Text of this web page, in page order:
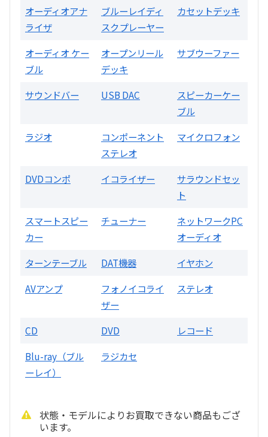
A3300 真空管プリアンプ
お問合せください
SONY
DA7000ES アンプ
買取価格：
お問合せください
DENON
オーディオアナ
ライザ
ブルーレイディ
スクプレーヤー
カセットデッキ
オーディオ ケー
ブル
オープンリール
デッキ
サブウーファー
サウンドバー USB DAC
スピーカーケー
ブル
ラジオ
コンポーネント
ステレオ
マイクロフォン
DVDコンポ イコライザー
サラウンドセッ
ト
スマートスピー
カー
チューナー
ネットワークPC
オーディオ
ターンテーブル
DAT機器
イヤホン
AVアンプ
フォノイコライ
ザー
ステレオ
CD DVD
レコード
Blu-ray（ブル
ーレイ）
ラジカセ
状態・モデルによりお買取できない商品もござ
います。